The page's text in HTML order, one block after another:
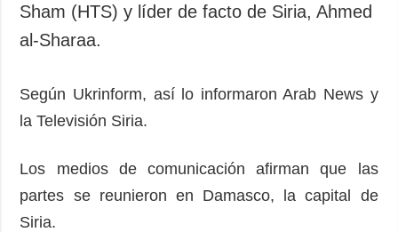
Crimen
Desastres y
ADICIONAL
Podcasts
Entrevistas
SERVICIOS
imágenes
Sham (HTS) y líder de facto de Siria, Ahmed
al-Sharaa.
Según Ukrinform, así lo informaron Arab News y
la Televisión Siria.
Los medios de comunicación afirman que las
partes se reunieron en Damasco, la capital de
Siria.